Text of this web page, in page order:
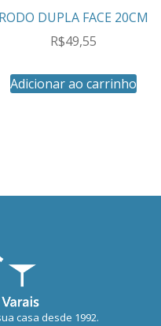
RODO DUPLA FACE 20CM
R$49,55
Adicionar ao carrinho
casa desde 1992.